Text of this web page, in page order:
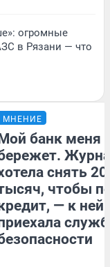
огромные
в Рязани — что
МНЕНИЕ
банк меня
снять
чтобы
— к